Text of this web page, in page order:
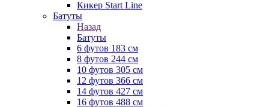
Кикер Start Line
Батуты
Назад
Батуты
6 футов 183 см
8 футов 244 см
10 футов 305 см
12 футов 366 см
14 футов 427 см
16 футов 488 см